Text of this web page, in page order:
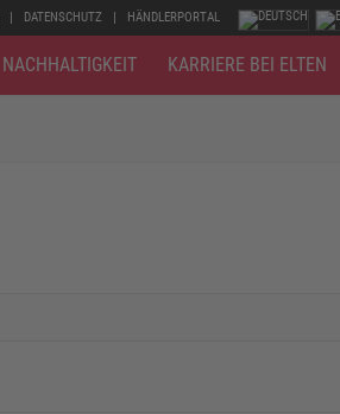
DATENSCHUTZ HÄNDLERPORTAL
NACHHALTIGKEIT KARRIERE BEI ELTEN